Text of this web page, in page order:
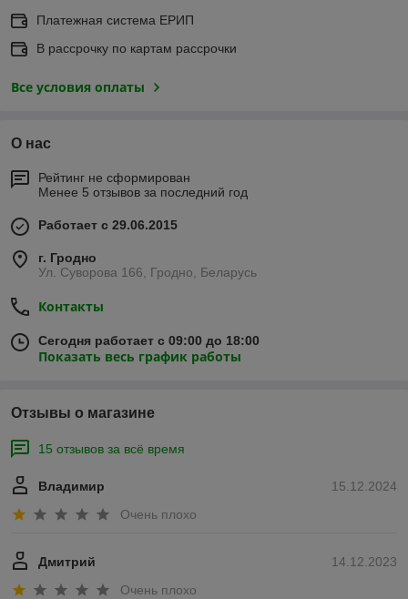
Платежная система ЕРИП
В рассрочку по картам рассрочки
Все условия оплаты
О нас
Рейтинг не сформирован
Менее 5 отзывов за последний год
Работает с 29.06.2015
г. Гродно
Ул. Суворова 166, Гродно, Беларусь
Контакты
Сегодня работает с 09:00 до 18:00
Показать весь график работы
Отзывы о магазине
15 отзывов за всё время
15.12.2024
Владимир
Очень плохо
14.12.2023
Дмитрий
Очень плохо